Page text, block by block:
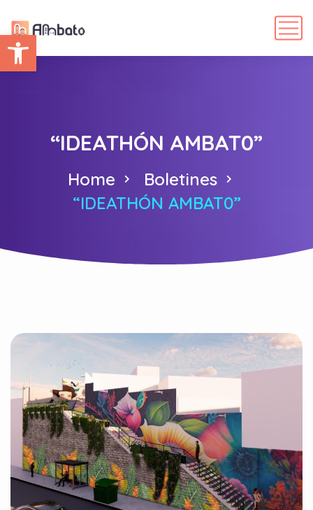
Abrir barra de herramientas
“IDEATHÓN AMBAT0”
Home
Boletines
“IDEATHÓN AMBAT0”